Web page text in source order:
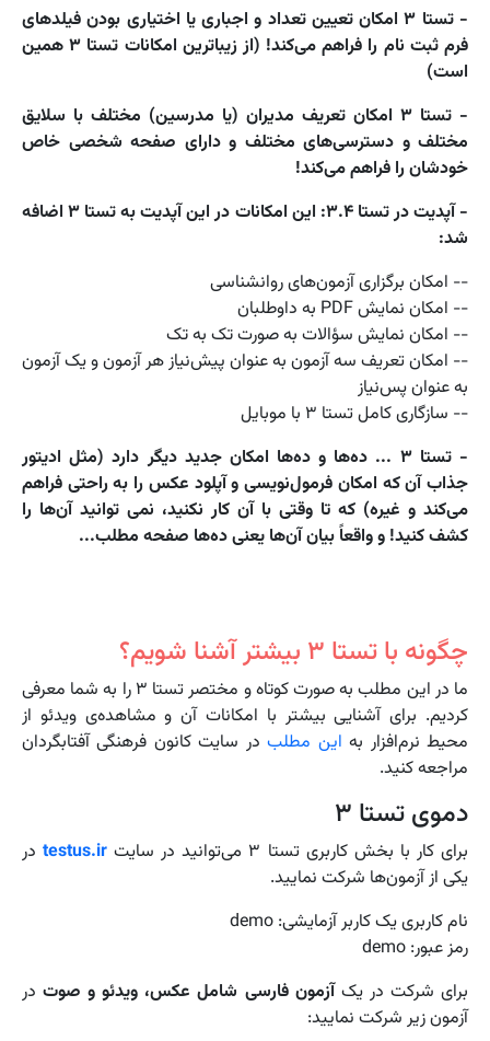
- تستا ۳ امکان تعیین تعداد و اجباری یا اختیاری بودن فیلدهای
فرم ثبت نام را فراهم می‌کند! (از زیباترین امکانات تستا ۳ همین
است)
- تستا ۳ امکان تعریف مدیران (یا مدرسین) مختلف با سلایق
مختلف و دسترسی‌های مختلف و دارای صفحه شخصی خاص
خودشان را فراهم می‌کند‍!
- آپدیت در تستا ۳.۴: این امکانات در این آپدیت به تستا ۳ اضافه
شد:
-- امکان برگزاری آزمون‌های روانشناسی
-- امکان نمایش PDF به داوطلبان
-- امکان نمایش سؤالات به صورت تک به تک
-- امکان تعریف سه آزمون به عنوان پیش‌نیاز هر آزمون و یک آزمون
به عنوان پس‌نیاز
-- سازگاری کامل تستا ۳ با موبایل
- تستا ۳ ... ده‌ها و ده‌ها امکان جدید دیگر دارد (مثل ادیتور
جذاب آن که امکان فرمول‌نویسی و آپلود عکس را به راحتی فراهم
می‌کند و غیره) که تا وقتی با آن کار نکنید، نمی توانید آن‌‌ها را
کشف کنید! و واقعاً بیان آن‌ها یعنی ده‌ها صفحه مطلب...
چگونه با تستا ۳ بیشتر آشنا شویم؟
ما در این مطلب به صورت کوتاه و مختصر تستا ۳ را به شما معرفی
کردیم. برای آشنایی بیشتر با امکانات آن و مشاهده‌ی ویدئو از
محیط نرم‌افزار به این مطلبدر سایت کانون فرهنگی آفتابگردان
مراجعه کنید.
دموی تستا ۳
برای کار با بخش کاربری تستا ۳ می‌توانید در سایت testus.ir در
یکی از آزمون‌ها شرکت نمایید.
نام کاربری یک کاربر آزمایشی: demo
رمز عبور: demo
برای شرکت در یک آزمون فارسی شامل عکس، ویدئو و صوت در
آزمون زیر شرکت نمایید: